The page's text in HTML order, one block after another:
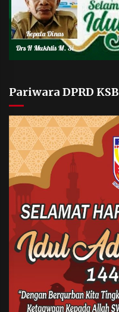
Pariwara DPRD KSB